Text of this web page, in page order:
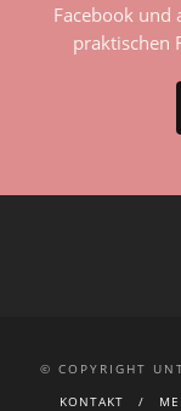
Facebook und
praktischen
© COPYRIGHT
KONTAKT